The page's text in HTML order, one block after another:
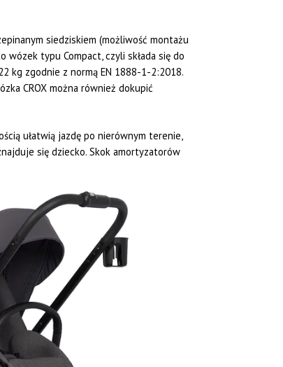
siedziskiem (możliwość montażu
typu Compact, czyli składa się do
kg zgodnie z normą EN 1888-1-2:2018.
CROX można również dokupić
ułatwią jazdę po nierównym terenie,
się dziecko. Skok amortyzatorów